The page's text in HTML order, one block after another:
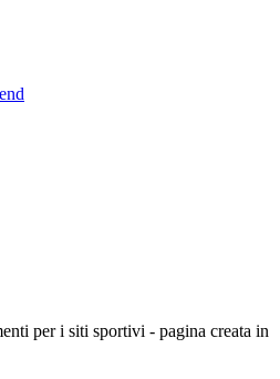
per i siti sportivi - pagina creata in